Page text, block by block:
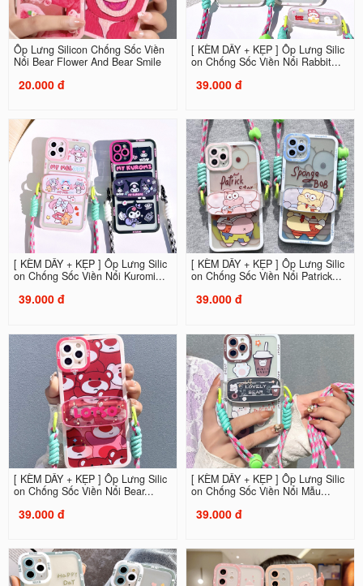
Ốp Lưng Silicon Chống Sốc Viền
Nổi Bear Flower And Bear Smile
20.000 đ
[ KÈM DÂY + KẸP ] Ốp Lưng Silic
on Chống Sốc Viền Nổi Rabbit...
39.000 đ
[ KÈM DÂY + KẸP ] Ốp Lưng Silic
on Chống Sốc Viền Nổi Kuromi...
39.000 đ
[ KÈM DÂY + KẸP ] Ốp Lưng Silic
on Chống Sốc Viền Nổi Patrick...
39.000 đ
[ KÈM DÂY + KẸP ] Ốp Lưng Silic
on Chống Sốc Viền Nổi Bear...
39.000 đ
[ KÈM DÂY + KẸP ] Ốp Lưng Silic
on Chống Sốc Viền Nổi Mẫu...
39.000 đ